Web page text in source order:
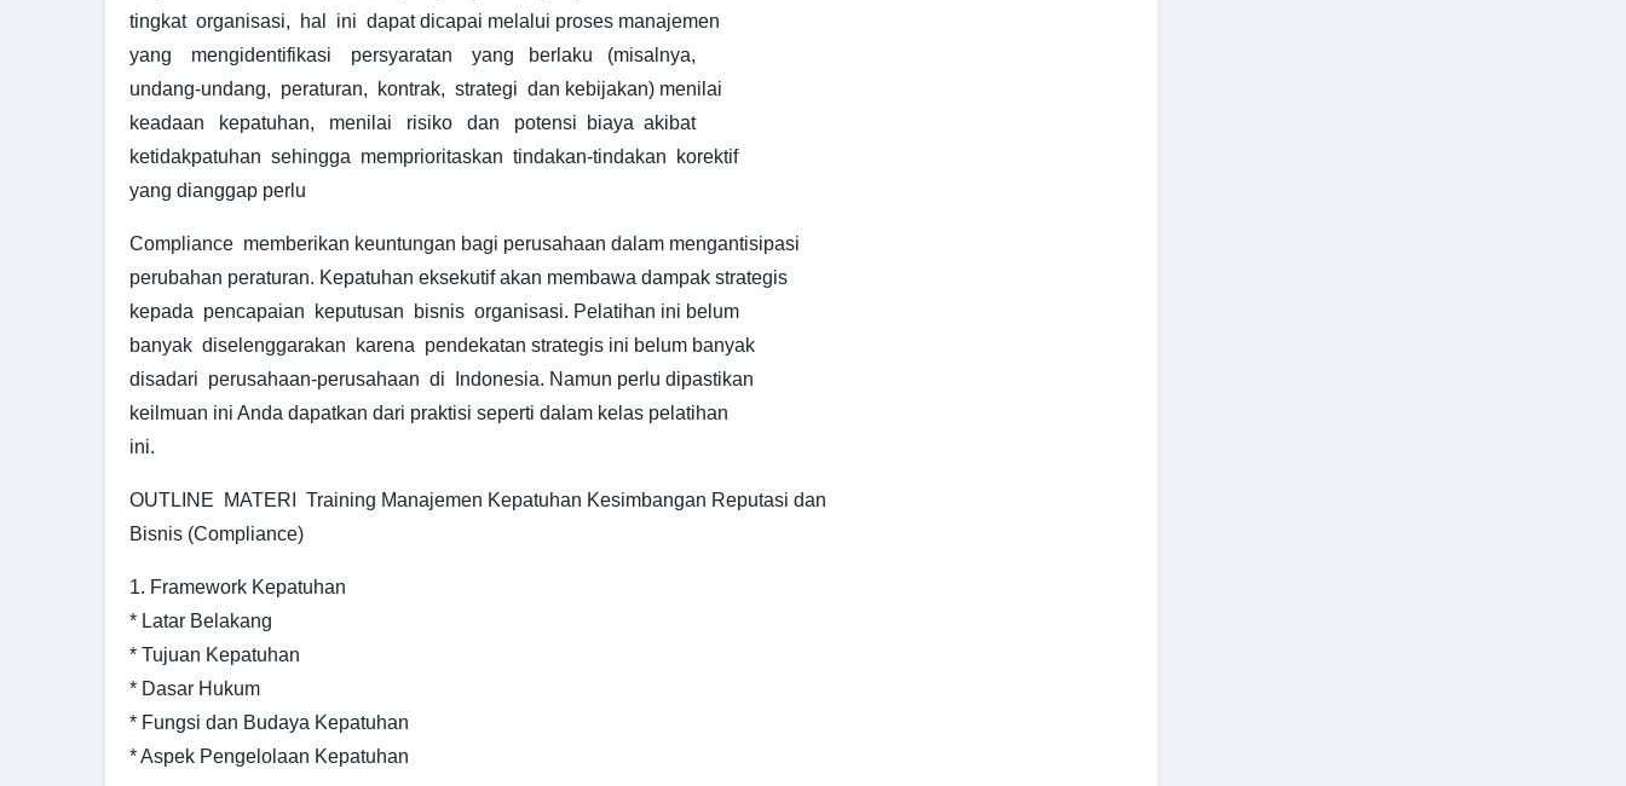
tingkat organisasi, hal ini dapat dicapai melalui proses manajemen
yang mengidentifikasi persyaratan yang berlaku (misalnya,
undang-undang, peraturan, kontrak, strategi dan kebijakan) menilai
keadaan kepatuhan, menilai risiko dan potensi biaya akibat
ketidakpatuhan sehingga memprioritaskan tindakan-tindakan korektif
yang dianggap perlu
Compliance memberikan keuntungan bagi perusahaan dalam mengantisipasi
perubahan peraturan. Kepatuhan eksekutif akan membawa dampak strategis
kepada pencapaian keputusan bisnis organisasi. Pelatihan ini belum
banyak diselenggarakan karena pendekatan strategis ini belum banyak
disadari perusahaan-perusahaan di Indonesia. Namun perlu dipastikan
keilmuan ini Anda dapatkan dari praktisi seperti dalam kelas pelatihan
ini.
OUTLINE MATERI Training Manajemen Kepatuhan Kesimbangan Reputasi dan
Bisnis (Compliance)
1. Framework Kepatuhan
* Latar Belakang
* Tujuan Kepatuhan
* Dasar Hukum
* Fungsi dan Budaya Kepatuhan
* Aspek Pengelolaan Kepatuhan